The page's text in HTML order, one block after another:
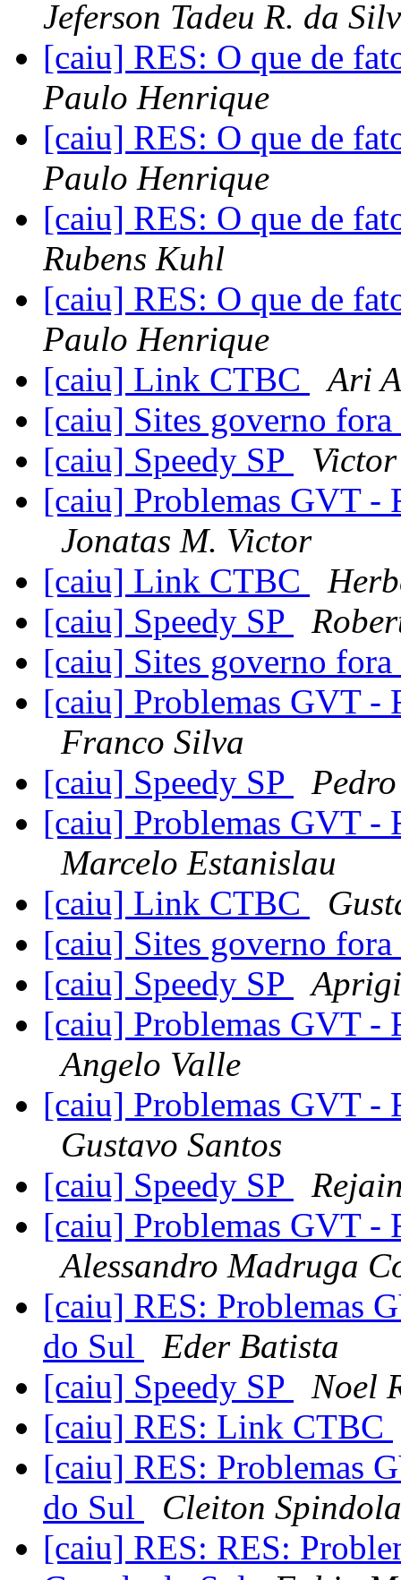
Jeferson Tadeu R. da
[caiu] RES: O que de
Paulo Henrique
[caiu] RES: O que de
Paulo Henrique
[caiu] RES: O que de
Rubens Kuhl
[caiu] RES: O que de
Paulo Henrique
[caiu] Link CTBC
Ari
[caiu] Sites governo
[caiu] Speedy SP
[caiu] Problemas GVT -
Jonatas M. Victor
[caiu] Link CTBC
[caiu] Speedy SP
[caiu] Sites governo
[caiu] Problemas GVT -
Franco Silva
[caiu] Speedy SP
[caiu] Problemas GVT -
Marcelo Estanislau
[caiu] Link CTBC
[caiu] Sites governo
[caiu] Speedy SP
[caiu] Problemas GVT -
Angelo Valle
[caiu] Problemas GVT -
Gustavo Santos
[caiu] Speedy SP
[caiu] Problemas GVT -
Alessandro Madruga
[caiu] RES: Problemas
do Sul
Eder Batista
[caiu] Speedy SP
Noel
[caiu] RES: Link CTBC
[caiu] RES: Problemas
do Sul
Cleiton Spindola
[caiu] RES: RES: